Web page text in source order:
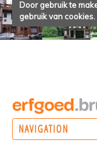
Door gebruik te
gebruik van cookies.
NAVIGATION